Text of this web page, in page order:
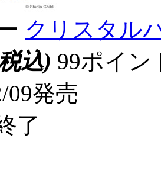
クリスタル
込) 99ポイ
09発売
了